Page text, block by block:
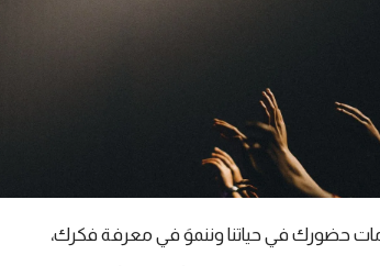
حضورك في حياتنا وننموَ في معرفة فكرك،